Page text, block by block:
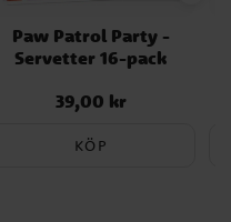
Paw Patrol Party -
Servetter 16-pack
Pris:39,00 kr
39,00 kr
KÖP